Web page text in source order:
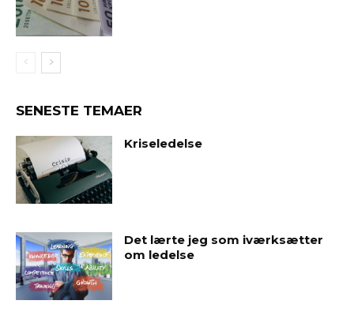
SENESTE TEMAER
Kriseledelse
Det lærte jeg som iværksætter
om ledelse